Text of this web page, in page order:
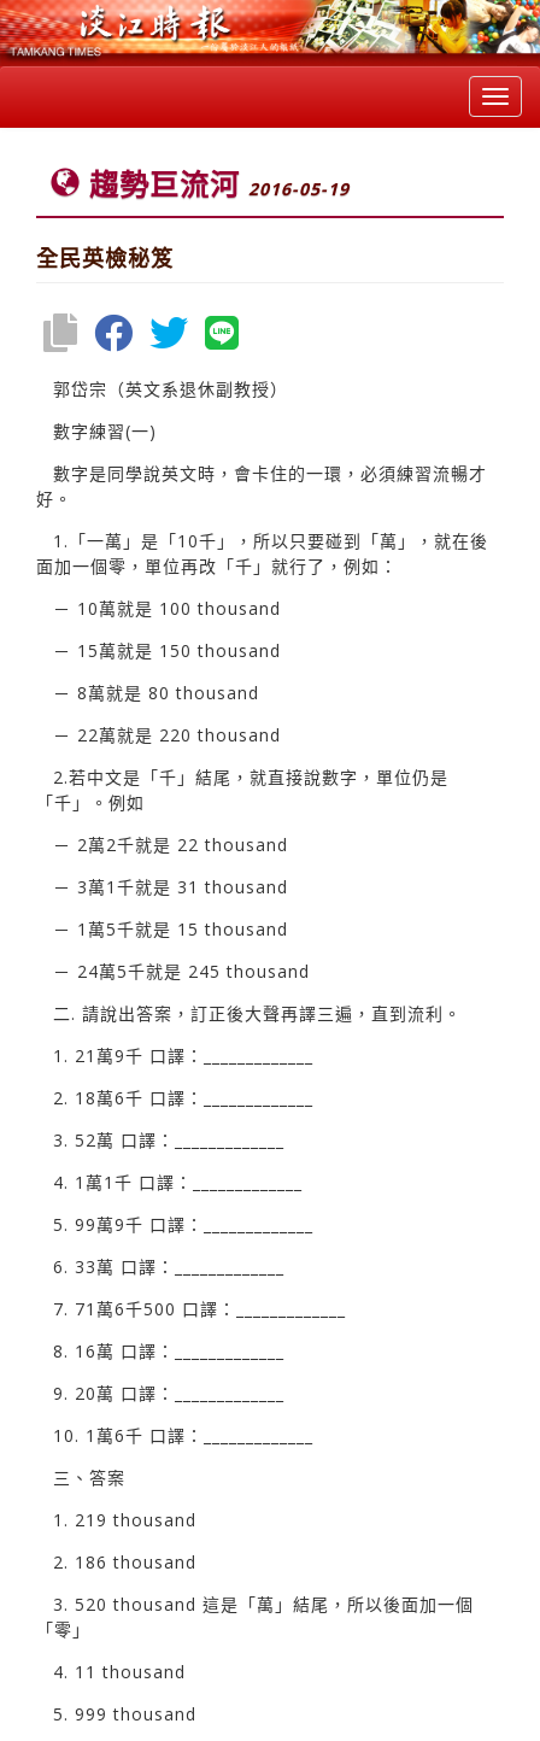
趨勢巨流河 2016-05-19
全民英檢秘笈
郭岱宗（英文系退休副教授）
數字練習(一)
數字是同學說英文時，會卡住的一環，必須練習流暢才
好。
1.「一萬」是「10千」，所以只要碰到「萬」，就在後
面加一個零，單位再改「千」就行了，例如：
－ 10萬就是 100 thousand
－ 15萬就是 150 thousand
－ 8萬就是 80 thousand
－ 22萬就是 220 thousand
2.若中文是「千」結尾，就直接說數字，單位仍是
「千」。例如
－ 2萬2千就是 22 thousand
－ 3萬1千就是 31 thousand
－ 1萬5千就是 15 thousand
－ 24萬5千就是 245 thousand
二. 請說出答案，訂正後大聲再譯三遍，直到流利。
1. 21萬9千 口譯：_____________
2. 18萬6千 口譯：_____________
3. 52萬 口譯：_____________
4. 1萬1千 口譯：_____________
5. 99萬9千 口譯：_____________
6. 33萬 口譯：_____________
7. 71萬6千500 口譯：_____________
8. 16萬 口譯：_____________
9. 20萬 口譯：_____________
10. 1萬6千 口譯：_____________
三、答案
1. 219 thousand
2. 186 thousand
3. 520 thousand 這是「萬」結尾，所以後面加一個
「零」
4. 11 thousand
5. 999 thousand